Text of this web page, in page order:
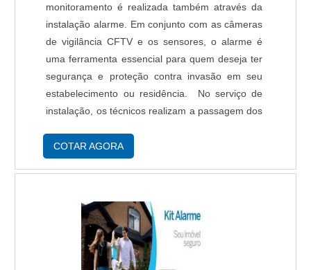
monitoramento é realizada também através da
instalação alarme. Em conjunto com as câmeras
de vigilância CFTV e os sensores, o alarme é
uma ferramenta essencial para quem deseja ter
segurança e proteção contra invasão em seu
estabelecimento ou residência. No serviço de
instalação, os técnicos realizam a passagem dos
alarme com a central de monitoramento e a
COTAR AGORA